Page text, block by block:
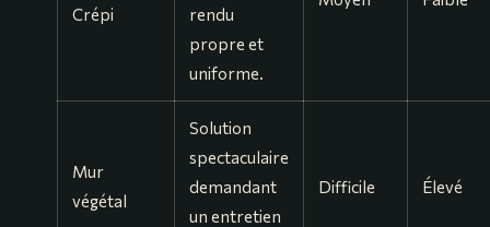
Crépi
rendu
propre et
uniforme.
Mur
végétal
Solution
spectaculaire
demandant
un entretien
Difficile Élevé